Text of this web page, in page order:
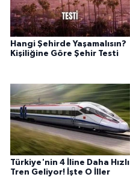
Hangi Şehirde Yaşamalısın?
Kişiliğine Göre Şehir Testi
Türkiye'nin 4 İline Daha Hızlı
Tren Geliyor! İşte O İller